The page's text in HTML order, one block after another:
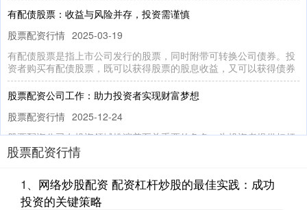
有配债股票：收益与风险并存，投资需谨慎
股票配资行情 2025-03-19
有配债股票是指上市公司发行的股票，同时附带可转换公司债券。投
资者购买有配债股票，既可以获得股票的股息收益，又可以获得债券
股票配资公司工作：助力投资者实现财富梦想
股票配资行情 2025-12-24
股票配资公司在投资领域扮演着至关重要的角色，为投资者提供杠杆
资金，助力他们实现财富梦想。配资公司通过向投资者提供资金，放
济南期货配资 武汉股票配资：助你投资无忧，财富增值
联华证券门户 2025-02-04
股票配资行情
1、 网络炒股配资 配资杠杆炒股的最佳实践：成功
投资的关键策略